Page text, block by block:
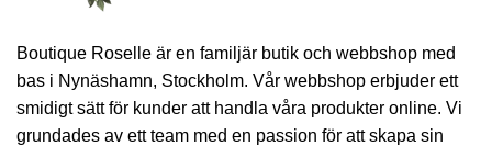
Boutique Roselle är en familjär butik och webbshop med
bas i Nynäshamn, Stockholm. Vår webbshop erbjuder ett
smidigt sätt för kunder att handla våra produkter online. Vi
grundades av ett team med en passion för att skapa sin